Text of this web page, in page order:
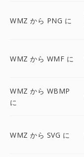
WMZ から PNG に
WMZ から WMF に
WMZ から WBMP
に
WMZ から SVG に